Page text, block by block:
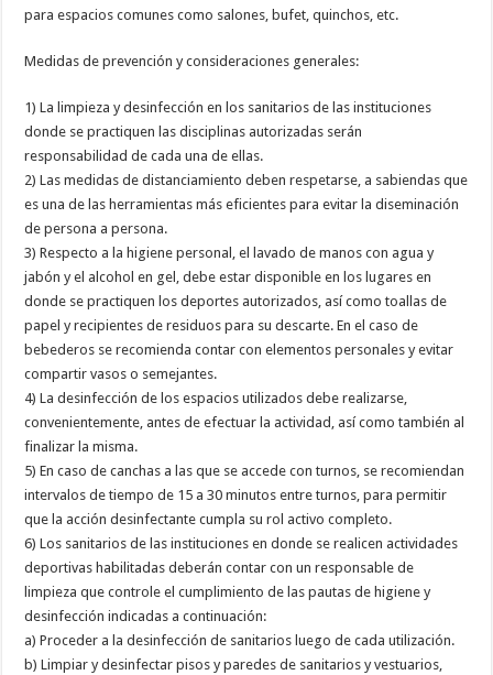
para espacios comunes como salones, bufet, quinchos, etc.
Medidas de prevención y consideraciones generales:
1) La limpieza y desinfección en los sanitarios de las instituciones
donde se practiquen las disciplinas autorizadas serán
responsabilidad de cada una de ellas.
2) Las medidas de distanciamiento deben respetarse, a sabiendas que
es una de las herramientas más eficientes para evitar la diseminación
de persona a persona.
3) Respecto a la higiene personal, el lavado de manos con agua y
jabón y el alcohol en gel, debe estar disponible en los lugares en
donde se practiquen los deportes autorizados, así como toallas de
papel y recipientes de residuos para su descarte. En el caso de
bebederos se recomienda contar con elementos personales y evitar
compartir vasos o semejantes.
4) La desinfección de los espacios utilizados debe realizarse,
convenientemente, antes de efectuar la actividad, así como también al
finalizar la misma.
5) En caso de canchas a las que se accede con turnos, se recomiendan
intervalos de tiempo de 15 a 30 minutos entre turnos, para permitir
que la acción desinfectante cumpla su rol activo completo.
6) Los sanitarios de las instituciones en donde se realicen actividades
deportivas habilitadas deberán contar con un responsable de
limpieza que controle el cumplimiento de las pautas de higiene y
desinfección indicadas a continuación:
a) Proceder a la desinfección de sanitarios luego de cada utilización.
b) Limpiar y desinfectar pisos y paredes de sanitarios y vestuarios,